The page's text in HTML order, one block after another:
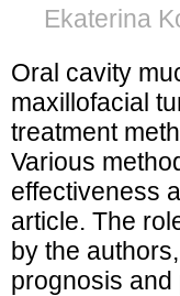
Ekaterina
Oral cavity
maxillofacial
treatment
Various
effectiveness
article. The
by the
prognosis and